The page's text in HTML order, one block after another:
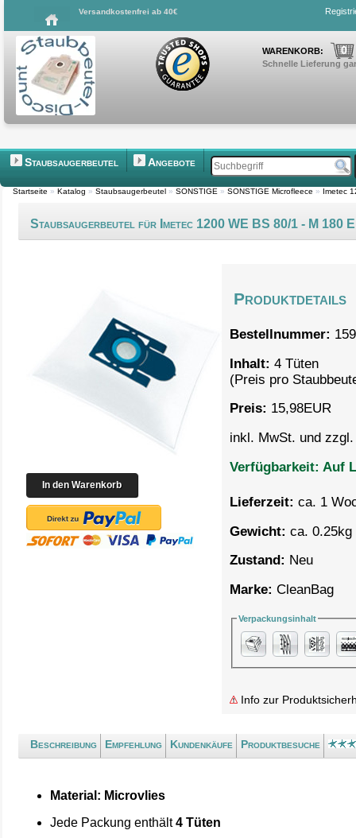
Versandkostenfrei ab 40€
WARENKORB: 0
Schnelle Lieferung
Staubsaugerbeutel Angebote
Startseite » Katalog » Staubsaugerbeutel » SONSTIGE » SONSTIGE Microfleece » Imetec
Staubsaugerbeutel für Imetec 1200 WE BS 80/1 - M 180
Produktdetails
Bestellnummer:
Inhalt: 4 Tüten
(Preis pro
Preis: 15,98EUR
inkl. MwSt. und
Verfügbarkeit: Auf
Lieferzeit: ca. 1
Gewicht: ca. 0.25kg
Zustand: Neu
Marke: CleanBag
Verpackungsinhalt
Info zur
Beschreibung Empfehlung Kundenkäufe Produktbesuche
Material: Microvlies
Jede Packung enthält4 Tüten